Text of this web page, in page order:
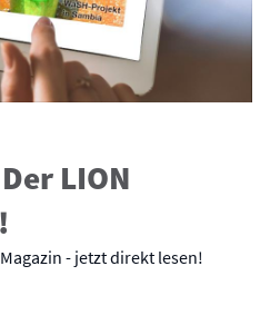
LION
- jetzt direkt lesen!